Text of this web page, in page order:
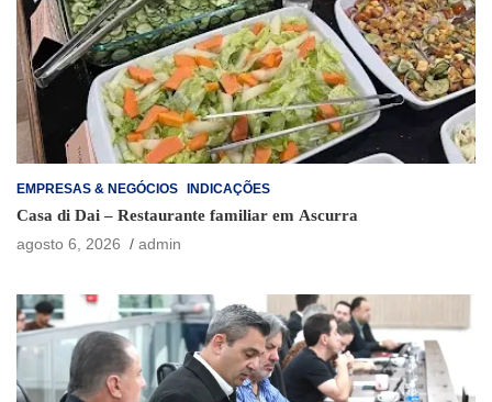
EMPRESAS & NEGÓCIOS INDICAÇÕES
Casa di Dai – Restaurante familiar em Ascurra
agosto 6, 2026
admin